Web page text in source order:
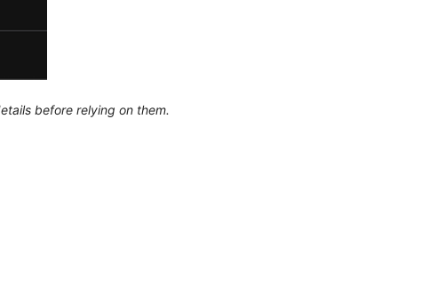
before relying on them.